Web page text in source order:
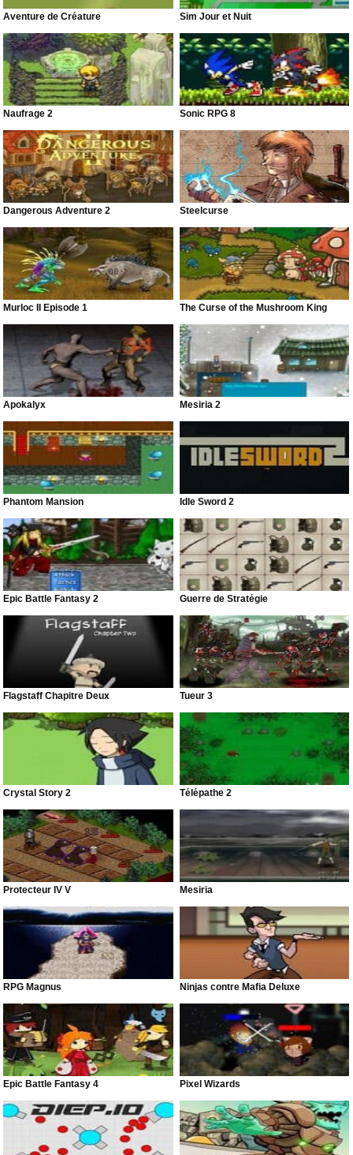
Aventure de Créature Sim Jour et Nuit
Naufrage 2 Sonic RPG 8
Dangerous Adventure 2 Steelcurse
Murloc II Episode 1 The Curse of the Mushroom King
Apokalyx Mesiria 2
Phantom Mansion Idle Sword 2
Epic Battle Fantasy 2 Guerre de Stratégie
Flagstaff Chapitre Deux Tueur 3
Crystal Story 2 Télépathe 2
Protecteur IV V Mesiria
RPG Magnus Ninjas contre Mafia Deluxe
Epic Battle Fantasy 4 Pixel Wizards